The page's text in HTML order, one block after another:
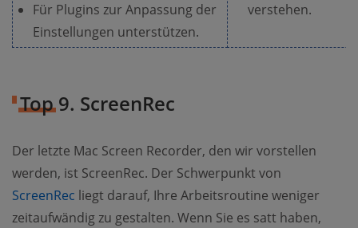
Für Plugins zur Anpassung der
Einstellungen unterstützen.
verstehen.
Top 9. ScreenRec
Der letzte Mac Screen Recorder, den wir vorstellen
werden, ist ScreenRec. Der Schwerpunkt von
ScreenRec liegt darauf, Ihre Arbeitsroutine weniger
zeitaufwändig zu gestalten. Wenn Sie es satt haben,